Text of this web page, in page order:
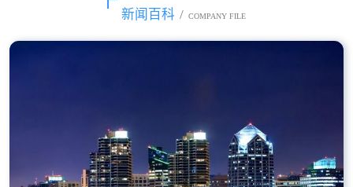
新闻百科 / COMPANY FILE